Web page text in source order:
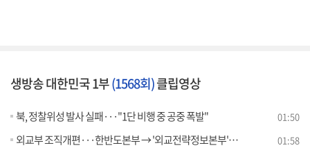
생방송 대한민국 1부(1568회)클립영상
북, 정찰위성 발사 실패···"1단 비행 중 공중 폭발" 01:50
외교부 조직개편···한반도본부 → '외교전략정보본부'로 확대 01:58